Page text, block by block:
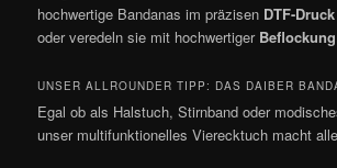
hochwertige Bandanas im präzisen DTF-
oder veredeln sie mit hochwertiger Beflockung
UNSER ALLROUNDER TIPP: DAS DAIBER
Egal ob als Halstuch, Stirnband oder
unser multifunktionelles Vierecktuch macht